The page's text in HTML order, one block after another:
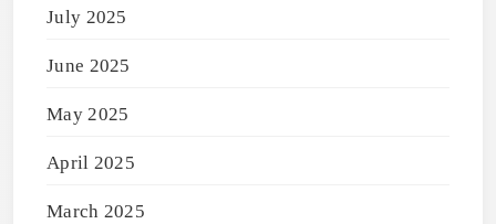
July 2025
June 2025
May 2025
April 2025
March 2025